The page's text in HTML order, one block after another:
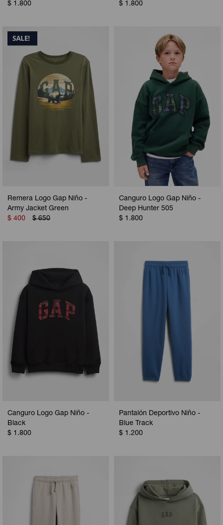
$ 1.800
$ 1.800
Remera Logo Gap Niño -
Army Jacket Green
$ 400 $ 650
Canguro Logo Gap Niño -
Deep Hunter 505
$ 1.800
Canguro Logo Gap Niño -
Black
$ 1.800
Pantalón Deportivo Niño -
Blue Track
$ 1.200